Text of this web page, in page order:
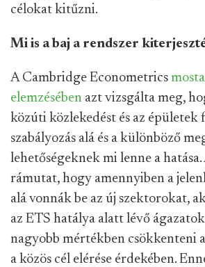
célokat kitűzni.
Mi is a baj a rendszer
A Cambridge Econometrics
elemzésében azt vizsgálta meg,
közúti közlekedést és az épületek
szabályozás alá és a különböző
lehetőségeknek mi lenne a hatása.
rámutat, hogy amennyiben a
alá vonnák be az új szektorokat,
az ETS hatálya alatt lévő
nagyobb mértékben csökkenteni
a közös cél elérése érdekében.